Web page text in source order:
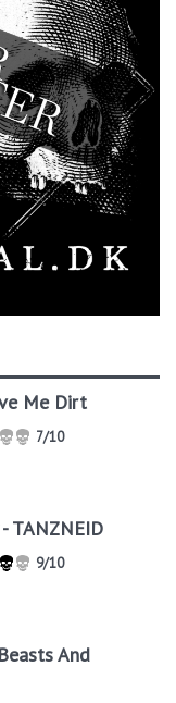
Me Dirt
7/10
TANZNEID
9/10
And